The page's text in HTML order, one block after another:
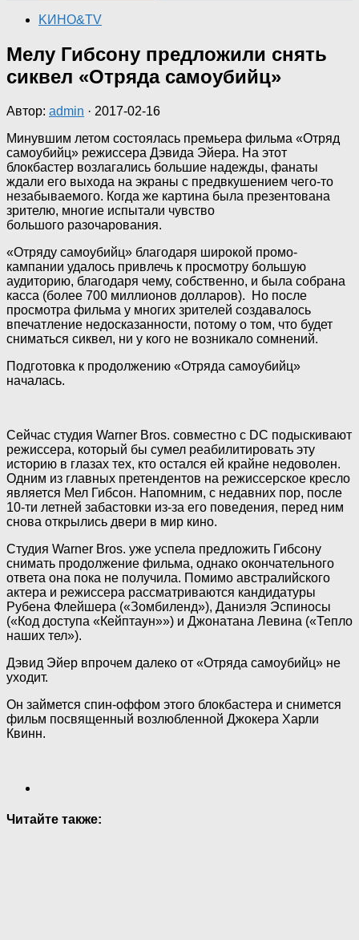
KИНО&TV
Мелу Гибсону предложили снять
сиквел «Отряда самоубийц»
Автор: admin · 2017-02-16
Минувшим летом состоялась премьера фильма «Отряд
самоубийц» режиссера Дэвида Эйера. На этот
блокбастер возлагались большие надежды, фанаты
ждали его выхода на экраны с предвкушением чего-то
незабываемого. Когда же картина была презентована
зрителю, многие испытали чувство
большого разочарования.
«Отряду самоубийц» благодаря широкой промо-
кампании удалось привлечь к просмотру большую
аудиторию, благодаря чему, собственно, и была собрана
касса (более 700 миллионов долларов). Но после
просмотра фильма у многих зрителей создавалось
впечатление недосказанности, потому о том, что будет
сниматься сиквел, ни у кого не возникало сомнений.
Подготовка к продолжению «Отряда самоубийц»
началась.
Сейчас студия Warner Bros. совместно с DC подыскивают
режиссера, который бы сумел реабилитировать эту
историю в глазах тех, кто остался ей крайне недоволен.
Одним из главных претендентов на режиссерское кресло
является Мел Гибсон. Напомним, с недавних пор, после
10-ти летней забастовки из-за его поведения, перед ним
снова открылись двери в мир кино.
Студия Warner Bros. уже успела предложить Гибсону
снимать продолжение фильма, однако окончательного
ответа она пока не получила. Помимо австралийского
актера и режиссера рассматриваются кандидатуры
Рубена Флейшера («Зомбиленд»), Даниэля Эспиносы
(«Код доступа «Кейптаун»») и Джонатана Левина («Тепло
наших тел»).
Дэвид Эйер впрочем далеко от «Отряда самоубийц» не
уходит.
Он займется спин-оффом этого блокбастера и снимется
фильм посвященный возлюбленной Джокера Харли
Квинн.
Читайте также: